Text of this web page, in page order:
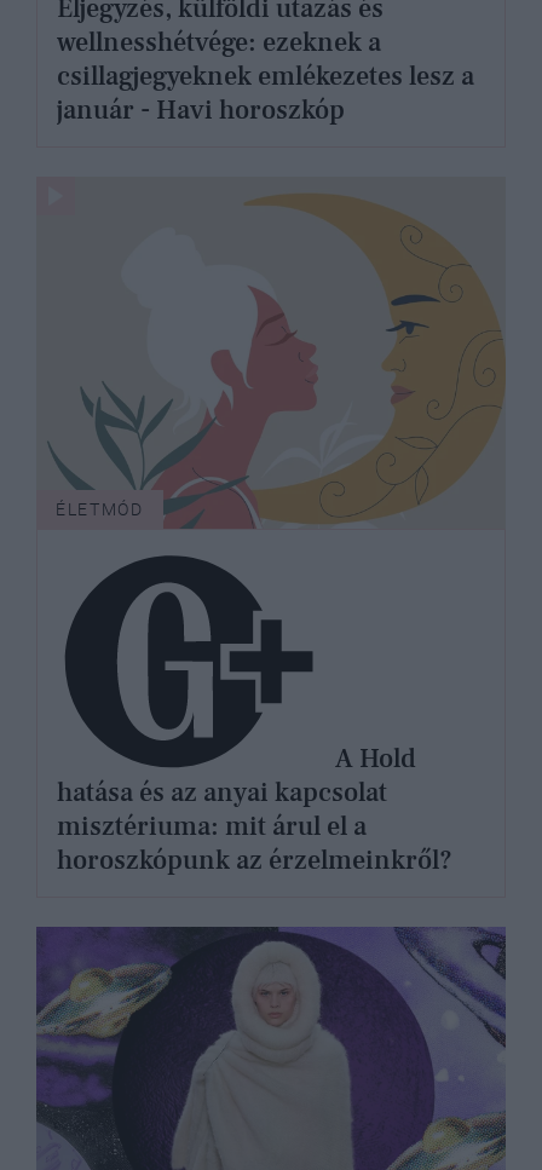
Eljegyzés, külföldi utazás és
wellnesshétvége: ezeknek a
csillagjegyeknek emlékezetes lesz a
január - Havi horoszkóp
ÉLETMÓD
hatása és az anyai kapcsolat
misztériuma: mit árul el a
horoszkópunk az érzelmeinkről?